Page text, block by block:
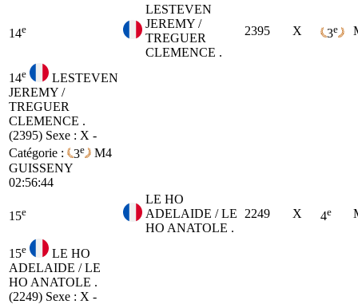
14e
LESTEVEN
JEREMY /
TREGUER
CLEMENCE .
2395 X 3e
14e
LESTEVEN
JEREMY /
TREGUER
CLEMENCE .
(2395) Sexe : X -
Catégorie :
3e
M4
GUISSENY
02:56:44
15e
LE HO
ADELAIDE / LE
HO ANATOLE .
2249 X 4e
15e
LE HO
ADELAIDE / LE
HO ANATOLE .
(2249) Sexe : X -